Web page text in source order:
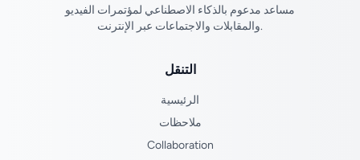
مساعد مدعوم بالذكاء الاصطناعي لمؤتمرات الفيديو
والمقابلات والاجتماعات عبر الإنترنت.
التنقل
الرئيسية
ملاحظات
Collaboration